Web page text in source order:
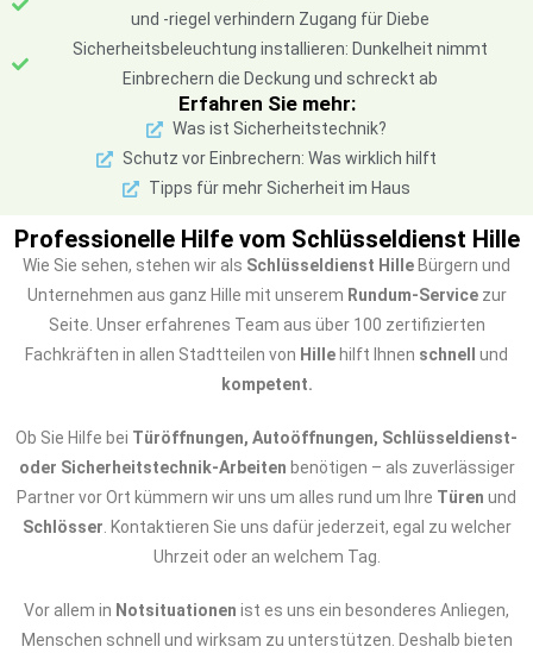
und -riegel verhindern Zugang für Diebe
Sicherheitsbeleuchtung installieren: Dunkelheit nimmt
Einbrechern die Deckung und schreckt ab
Erfahren Sie mehr:
Was ist Sicherheitstechnik?
Schutz vor Einbrechern: Was wirklich hilft
Tipps für mehr Sicherheit im Haus
Professionelle Hilfe vom Schlüsseldienst Hille
Wie Sie sehen, stehen wir als Schlüsseldienst Hille Bürgern und
Unternehmen aus ganz Hille mit unserem Rundum-Servicezur
Seite. Unser erfahrenes Team aus über 100 zertifizierten
Fachkräften in allen Stadtteilen von Hille hilft Ihnen schnell
und
kompetent.
Ob Sie Hilfe bei Türöffnungen, Autoöffnungen, Schlüsseldienst-
oder Sicherheitstechnik-Arbeiten benötigen – als zuverlässiger
Partner vor Ort kümmern wir uns um alles rund um Ihre Türen und
Schlösser . Kontaktieren Sie uns dafür jederzeit, egal zu welcher
Uhrzeit oder an welchem Tag.
Vor allem in Notsituationen ist es uns ein besonderes Anliegen,
Menschen schnell und wirksam zu unterstützen. Deshalb bieten